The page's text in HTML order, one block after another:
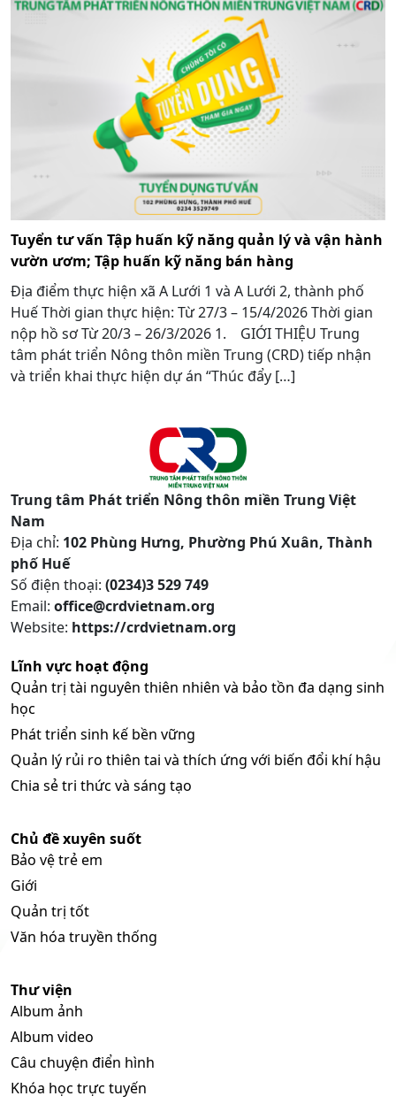
Tuyển tư vấn Tập huấn kỹ năng quản lý và vận hành
vườn ươm; Tập huấn kỹ năng bán hàng
Địa điểm thực hiện xã A Lưới 1 và A Lưới 2, thành phố
Huế Thời gian thực hiện: Từ 27/3 – 15/4/2026 Thời gian
nộp hồ sơ Từ 20/3 – 26/3/2026 1. GIỚI THIỆU Trung
tâm phát triển Nông thôn miền Trung (CRD) tiếp nhận
và triển khai thực hiện dự án “Thúc đẩy […]
Trung tâm Phát triển Nông thôn miền Trung Việt
Nam
Địa chỉ: 102 Phùng Hưng, Phường Phú Xuân, Thành
phố Huế
Số điện thoại: (0234)3 529 749
Email: office@crdvietnam.org
Website: https://crdvietnam.org
Lĩnh vực hoạt động
Quản trị tài nguyên thiên nhiên và bảo tồn đa dạng sinh
học
Phát triển sinh kế bền vững
Quản lý rủi ro thiên tai và thích ứng với biến đổi khí hậu
Chia sẻ tri thức và sáng tạo
Chủ đề xuyên suốt
Bảo vệ trẻ em
Giới
Quản trị tốt
Văn hóa truyền thống
Thư viện
Album ảnh
Album video
Câu chuyện điển hình
Khóa học trực tuyến